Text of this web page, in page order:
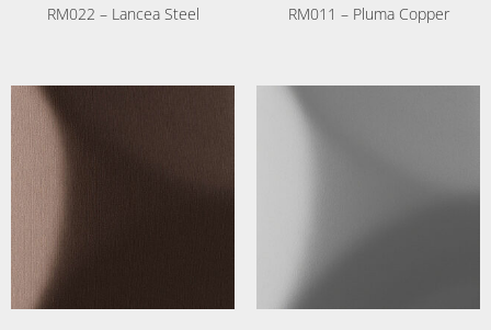
RM022 – Lancea Steel RM011 – Pluma Copper